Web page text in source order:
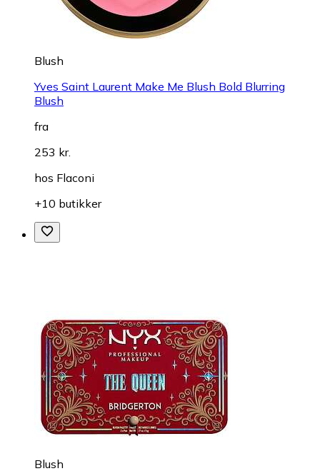
Blush
Yves Saint Laurent Make Me Blush Bold Blurring
Blush
fra
253 kr.
hos Flaconi
+10 butikker
Blush